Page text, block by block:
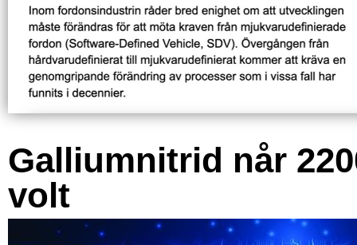
Galliumnitrid når
volt